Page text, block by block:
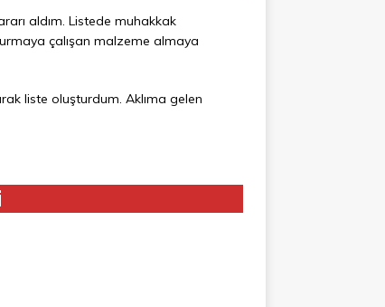
aldım. Listede muhakkak
çalışan malzeme almaya
liste oluşturdum. Aklıma gelen